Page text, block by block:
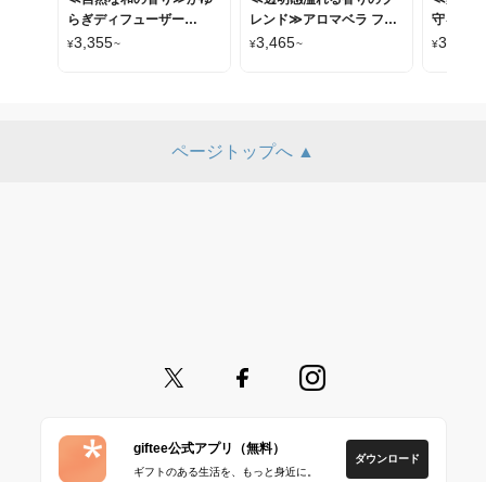
らぎディフューザー
100ml
¥3,355~
レンド≫アロマベラ フォ
ースポーツ ボディーミス
¥3,465~
守る≫ア
ドア ボ
¥3,201
ページトップへ ▲
giftee公式アプリ（無料）
ギフトのある生活を、もっと身近に。
ダウンロード